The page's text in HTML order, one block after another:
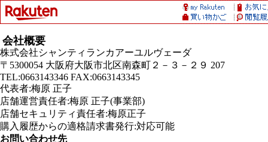
会社概要
株式会社シャンティランカアーユルヴェーダ
〒5300054 大阪府大阪市北区南森町２－３－２９ 207
TEL:0663143346 FAX:0663143345
代表者:梅原 正子
店舗運営責任者:梅原 正子(事業部)
店舗セキュリティ責任者:梅原正子
購入履歴からの適格請求書発行:対応可能
お問い合わせ先